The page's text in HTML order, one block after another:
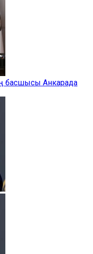
басшысы Анкарада